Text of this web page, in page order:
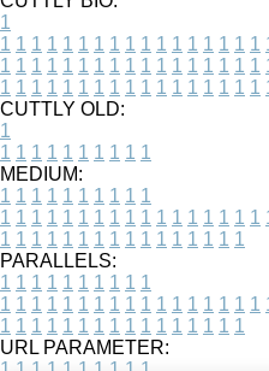
1
1 1 1 1 1 1 1 1 1 1 1 1 1 1 1 1 1
1 1 1 1 1 1 1 1 1 1 1 1 1 1 1 1 1
1 1 1 1 1 1 1 1 1 1 1 1 1 1 1 1 1
CUTTLY OLD:
1
1 1 1 1 1 1 1 1 1 1
MEDIUM:
1 1 1 1 1 1 1 1 1 1
1 1 1 1 1 1 1 1 1 1 1 1 1 1 1 1 1
1 1 1 1 1 1 1 1 1 1 1 1 1 1 1 1
PARALLELS:
1 1 1 1 1 1 1 1 1 1
1 1 1 1 1 1 1 1 1 1 1 1 1 1 1 1 1
1 1 1 1 1 1 1 1 1 1 1 1 1 1 1 1
URL PARAMETER: